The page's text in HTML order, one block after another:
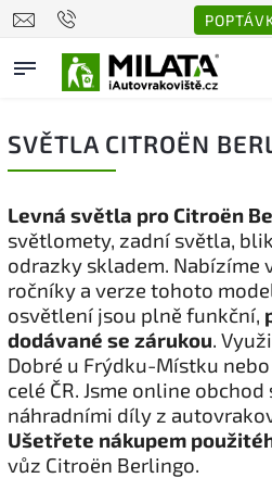
SVĚTLA CITROËN
Levná světla pro Citroën
světlomety, zadní světla,
odrazky skladem. Nabízíme
ročníky a verze tohoto
osvětlení jsou plně funkční,
dodávané se zárukou.
Dobré u Frýdku-Místku
celé ČR. Jsme online
náhradními díly z
Ušetřete nákupem
vůz Citroën Berlingo.